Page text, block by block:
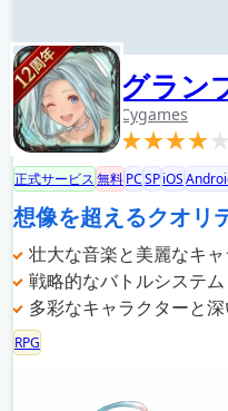
グラン
Cygames
正式サービス無料PCSPiOS
想像を超えるクオリ
壮大な音楽と美麗なキ
戦略的なバトルシステム
多彩なキャラクターと
RPG